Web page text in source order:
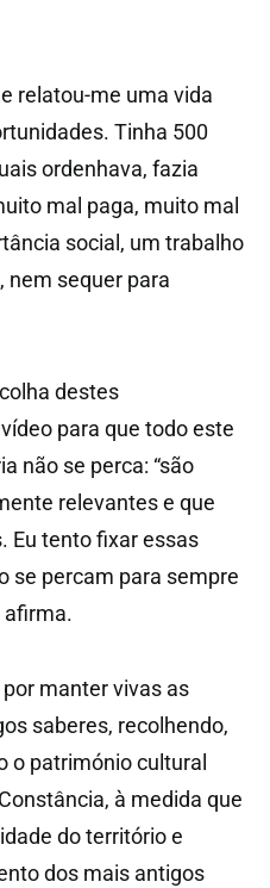
relatou-me uma vida
Tinha 500
ordenhava, fazia
mal paga, muito mal
social, um trabalho
nem sequer para
destes
para que todo este
não se perca: “são
relevantes e que
Eu tento fixar essas
se percam para sempre
afirma.
manter vivas as
saberes, recolhendo,
o património cultural
à medida que
do território e
dos mais antigos